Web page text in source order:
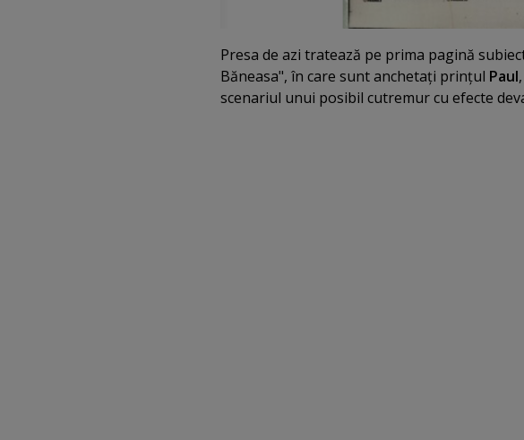
Presa de azi tratează pe prima pagină
Băneasa", în care sunt anchetaţi prinţul Paul,
scenariul unui posibil cutremur cu efecte